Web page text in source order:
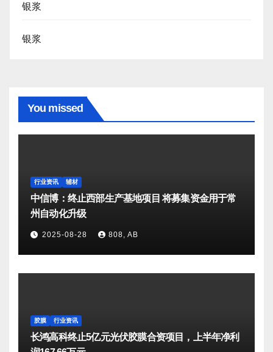
银浆
银浆
You missed
行业资讯 辅材
中信博：终止西部生产基地项目 将募集资金用于常
州自动化升级
2025-08-28 808, AB
胶膜 行业资讯
长鸿高科终止5亿元光伏胶膜合资项目，上半年净利